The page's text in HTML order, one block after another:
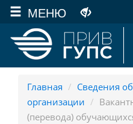
МЕНЮ
Главная / Сведения
организации /
(перевода)